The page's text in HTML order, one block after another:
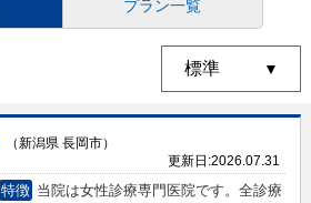
プラン一覧
（新潟県 長岡市）
更新日:2026.07.31
特徴 当院は女性診療専門医院です。全診療